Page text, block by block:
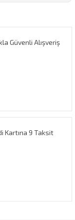
Güvenli Alışveriş
Kartına 9 Taksit